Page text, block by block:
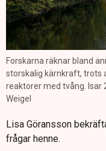
Forskarna räknar bland
storskalig kärnkraft, trots
reaktorer med tvång. Isar
Weigel
Lisa Göransson
frågar henne.